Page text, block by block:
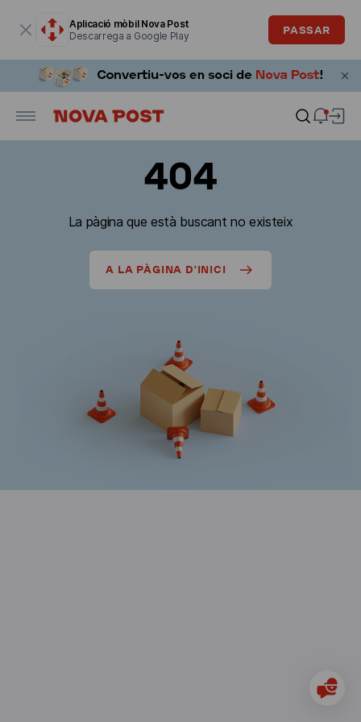
Aplicació mòbil Nova Post
Descarrega a Google Play
PASSAR
404
La pàgina que està buscant no existeix
A LA PÀGINA D'INICI